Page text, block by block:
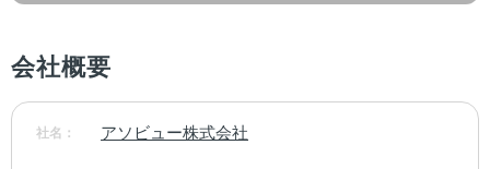
会社概要
社名： アソビュー株式会社